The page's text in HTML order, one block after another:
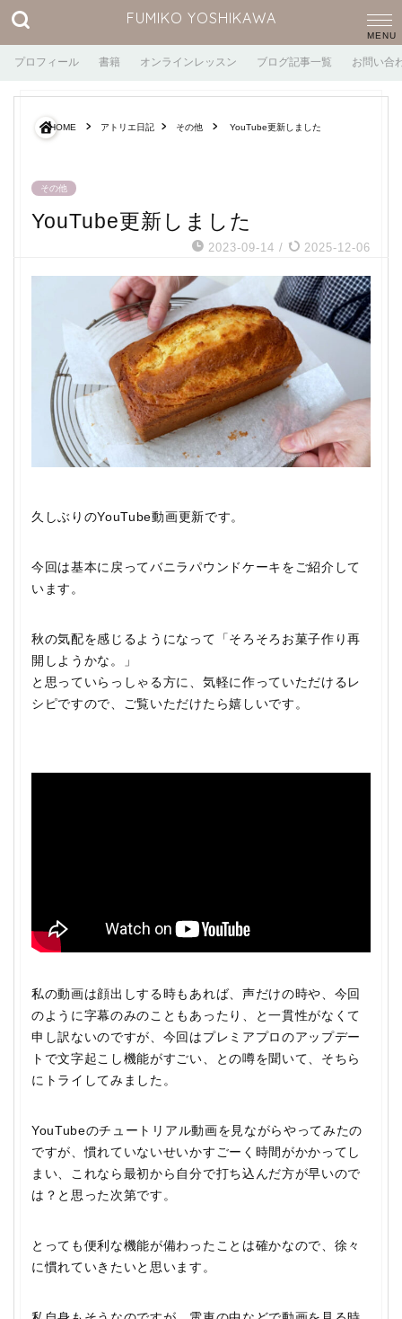
FUMIKO YOSHIKAWA
プロフィール 書籍 オンラインレッスン ブログ記事一覧 お問い合
HOME アトリエ日記 その他 YouTube更新しました
その他
YouTube更新しました
2023-09-14 / 2025-12-06
久しぶりのYouTube動画更新です。
今回は基本に戻ってバニラパウンドケーキをご紹介して
います。
秋の気配を感じるようになって「そろそろお菓子作り再
開しようかな。」
と思っていらっしゃる方に、気軽に作っていただけるレ
シピですので、ご覧いただけたら嬉しいです。
私の動画は顔出しする時もあれば、声だけの時や、今回
のように字幕のみのこともあったり、と一貫性がなくて
申し訳ないのですが、今回はプレミアプロのアップデー
トで文字起こし機能がすごい、との噂を聞いて、そちら
にトライしてみました。
YouTubeのチュートリアル動画を見ながらやってみたの
ですが、慣れていないせいかすごーく時間がかかってし
まい、これなら最初から自分で打ち込んだ方が早いので
は？と思った次第です。
とっても便利な機能が備わったことは確かなので、徐々
に慣れていきたいと思います。